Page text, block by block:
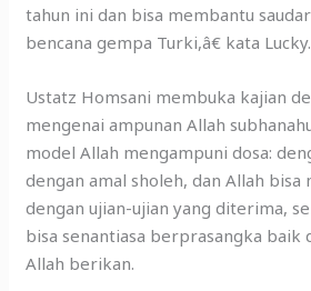
tahun ini dan bisa membantu
bencana gempa Turki,â€ kata Lucky.
Ustatz Homsani membuka kajian
mengenai ampunan Allah
model Allah mengampuni dosa:
dengan amal sholeh, dan Allah bisa
dengan ujian-ujian yang diterima,
bisa senantiasa berprasangka baik
Allah berikan.